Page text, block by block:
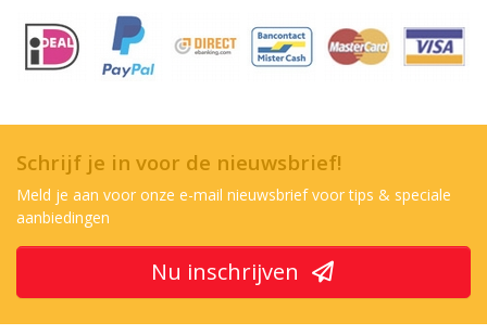
Schrijf je in voor de nieuwsbrief!
Meld je aan voor onze e-mail nieuwsbrief voor tips & speciale
aanbiedingen
Nu inschrijven